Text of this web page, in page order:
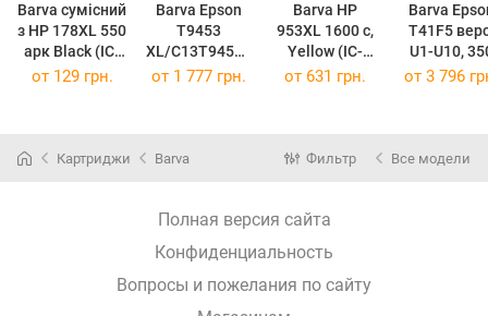
Barva сумісний
з HP 178XL 550
арк Black (IC-
178XL-B)
Barva Epson
T9453
XL/C13T94534
0 Magenta IC-
Barva HP
953XL 1600 c,
Yellow (IC-
953XL-Y) ic-
Barva
T41F5 верс.
U1-U10,
мл, Black
от 129 грн. от 1 777 грн. от 631 грн. от 3 796
Картриджи Barva Фильтр Все модели
Полная версия сайта
Конфиденциальность
Вопросы и пожелания по сайту